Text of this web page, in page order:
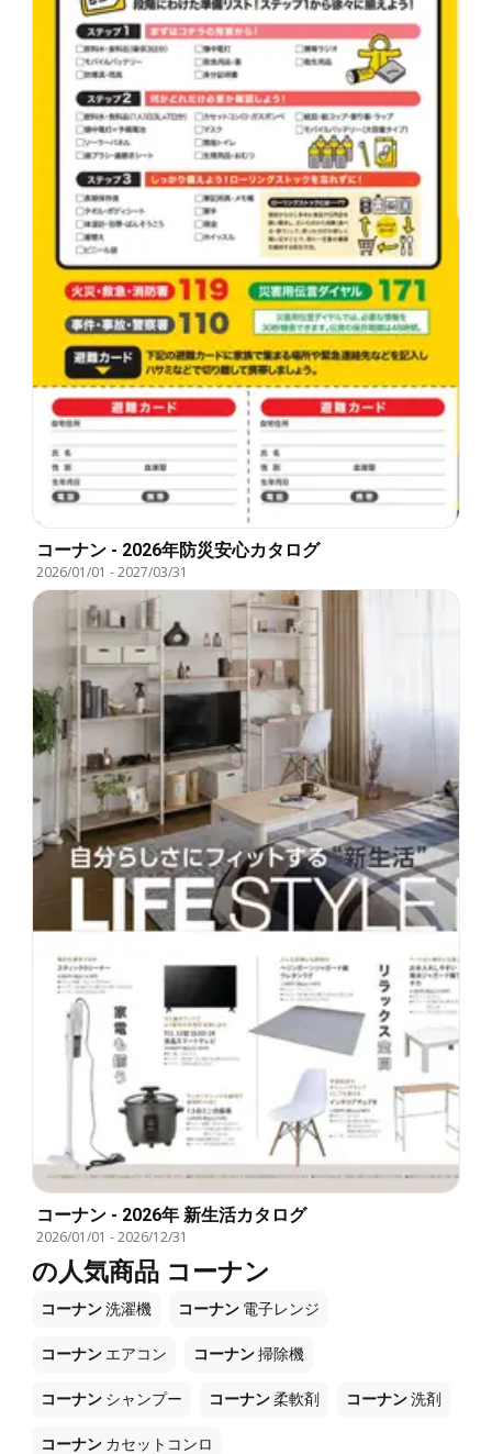
コーナン - 2026年防災安心カタログ
2026/01/01 -2027/03/31
コーナン - 2026年 新生活カタログ
2026/01/01 -2026/12/31
の人気商品 コーナン
コーナン洗濯機 コーナン 電子レンジ
コーナン エアコン コーナン掃除機
コーナン シャンプー コーナン柔軟剤 コーナン洗剤
コーナン カセットコンロ